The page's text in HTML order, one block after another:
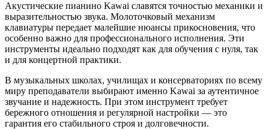
Акустические пианино Kawai славятся точностью механики и
выразительностью звука. Молоточковый механизм
клавиатуры передает малейшие нюансы прикосновения, что
особенно важно для профессионального исполнения. Эти
инструменты идеально подходят как для обучения с нуля, так
и для концертной практики.
В музыкальных школах, училищах и консерваториях по всему
миру преподаватели выбирают именно Kawai за аутентичное
звучание и надежность. При этом инструмент требует
бережного отношения и регулярной настройки — это
гарантия его стабильного строя и долговечности.